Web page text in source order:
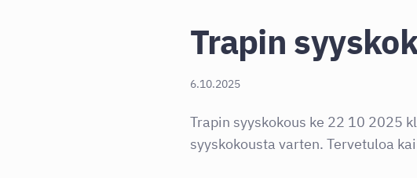
Trapin
6.10.2025
Trapin syyskokous ke 22 10 2025
syyskokousta varten. Tervetuloa